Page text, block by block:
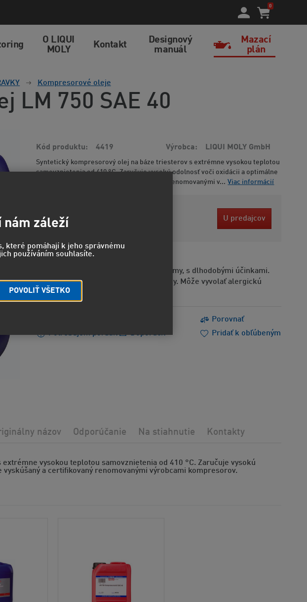
0
O LIQUI
MOLY
Kontakt
Designový
manuál
Mazací
plán
Kompresorové oleje
LM 750 SAE 40
Kód produktu 4419 Výrobca LIQUI MOLY GmbH
Syntetický kompresorový olej na báze triesterov s extrémne vysokou teplotou
samovznietenia od 410 °C. Zaručuje vysokú odolnosť voči oxidácii a optimálne
mazanie. Olej je vyskúšaný a certifikovaný renomovanými v... Viac informácií
329 EUR
272 EUR
U predajcov
H412 - Škodlivý pre vodné organizmy, s dlhodobými účinkami.
EUH208 - Obsahuje alergénne látky. Môže vyvolať alergickú
reakciu.
Porovnať
Potrebujem poradiť
Doporučiť
Pridať k obľúbeným
vysokou teplotou samovznietenia od 410 °C. Zaručuje vysokú
a certifikovaný renomovanými výrobcami kompresorov.
názov Odporúčanie Na stiahnutie Kontakty
nám záleží
které pomáhají k jeho správnému
používáním souhlasíte.
POVOLIŤ VŠETKO